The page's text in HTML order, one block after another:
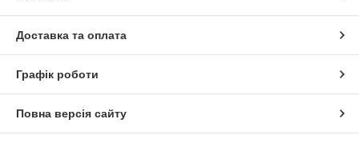
Доставка та оплата
Графік роботи
Повна версія сайту